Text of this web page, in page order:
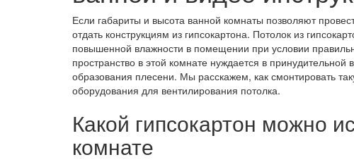
Если габариты и высота ванной комнаты позволяют
отдать конструкциям из гипсокартона. Потолок из
повышенной влажности в помещении при условии
пространство в этой комнате нуждается в
образования плесени. Мы расскажем, как смонтировать
оборудования для вентилирования потолка.
Какой гипсокартон можно
комнате